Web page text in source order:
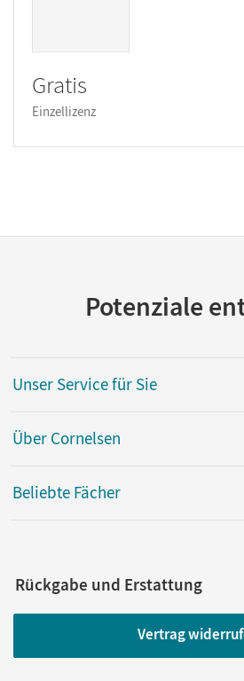
Gratis
Einzellizenz
Potenziale
Unser Service für Sie
Über Cornelsen
Beliebte Fächer
Rückgabe und Erstattung
Vertrag